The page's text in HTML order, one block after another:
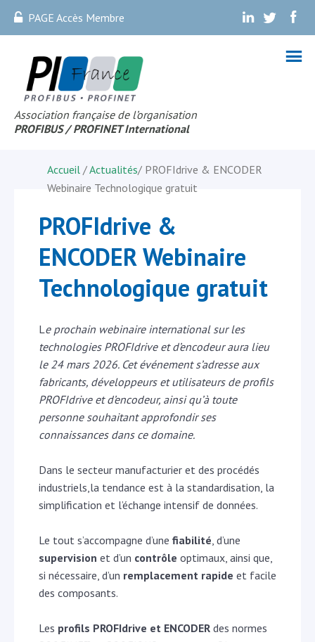
PAGE Accès Membre . . .
Association française de l’organisation
PROFIBUS / PROFINET International
Accueil /Actualités/ PROFIdrive & ENCODER
Webinaire Technologique gratuit
PROFIdrive &
ENCODER Webinaire
Technologique gratuit
Le prochain webinaire international sur les
technologies PROFIdrive et d’encodeur aura lieu
le 24 mars 2026. Cet événement s’adresse aux
fabricants, développeurs et utilisateurs de profils
PROFIdrive et d’encodeur, ainsi qu’à toute
personne souhaitant approfondir ses
connaissances dans ce domaine.
Dans le secteur manufacturier et des procédés
industriels,la tendance est à la standardisation, la
simplification et l’échange intensif de données.
Le tout s’accompagne d’une fiabilité, d’une
supervision et d’un contrôle optimaux, ainsi que,
si nécessaire, d’un remplacement rapide et facile
des composants.
Les profils PROFIdrive et ENCODER des normes